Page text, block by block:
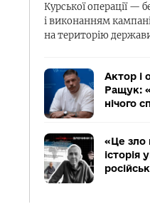
Курської операції —
і виконанням
на територію
Актор і
Ращук:
нічого
«Це зло
історія